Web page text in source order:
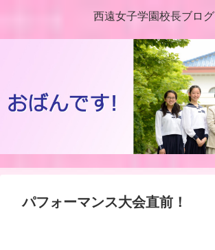
西遠女子学園校長ブログ
パフォーマンス大会直前！